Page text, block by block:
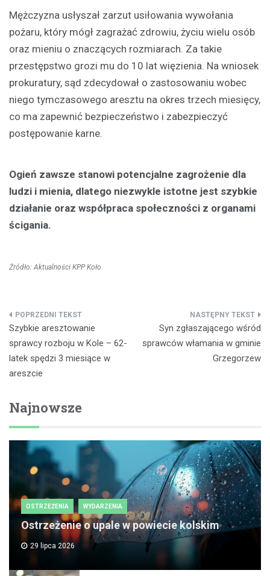
Mężczyzna usłyszał zarzut usiłowania wywołania
pożaru, który mógł zagrażać zdrowiu, życiu wielu osób
oraz mieniu o znaczących rozmiarach. Za takie
przestępstwo grozi mu do 10 lat więzienia. Na wniosek
prokuratury, sąd zdecydował o zastosowaniu wobec
niego tymczasowego aresztu na okres trzech miesięcy,
co ma zapewnić bezpieczeństwo i zabezpieczyć
postępowanie karne.
Ogień zawsze stanowi potencjalne zagrożenie dla
ludzi i mienia, dlatego niezwykle istotne jest szybkie
działanie oraz współpraca społeczności z organami
ścigania.
Źródło: Aktualności KPP Koło
Nawigacja
wpisu
Szybkie aresztowanie
sprawcy rozboju w Kole – 62-
latek spędzi 3 miesiące w
areszcie
Syn zgłaszającego wśród
sprawców włamania w gminie
Grzegorzew
Najnowsze
OSTRZEŻENIA WYDARZENIA
Ostrzeżenie o upale w powiecie kolskim
29 lipca 2026